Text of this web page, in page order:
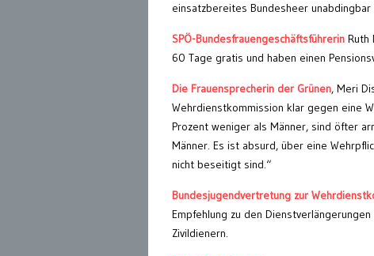
einsatzbereites Bundesheer
SPÖ-Bundesfrauengeschäftsführerin Ruth
60 Tage gratis und haben einen
Die Frauensprecherin der Grünen, Meri
Wehrdienstkommission klar gegen eine
Prozent weniger als Männer, sind öfter
Männer. Es ist absurd, über eine
nicht beseitigt sind.“
Bundesjugendvertretung zur
Empfehlung zu den
Zivildienern.